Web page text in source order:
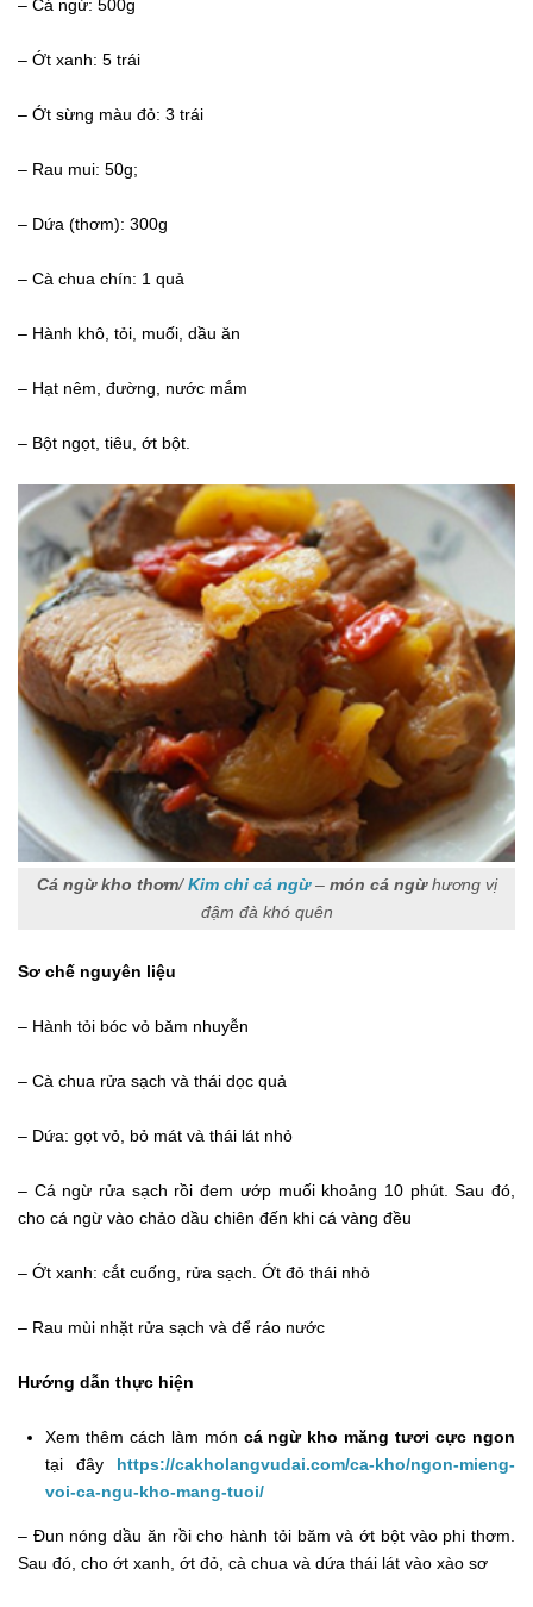
– Cá ngừ: 500g
– Ớt xanh: 5 trái
– Ớt sừng màu đỏ: 3 trái
– Rau mui: 50g;
– Dứa (thơm): 300g
– Cà chua chín: 1 quả
– Hành khô, tỏi, muối, dầu ăn
– Hạt nêm, đường, nước mắm
– Bột ngọt, tiêu, ớt bột.
Cá ngừ kho thơm/Kim chi cá ngừ– món cá ngừhương vị
đậm đà khó quên
Sơ chế nguyên liệu
– Hành tỏi bóc vỏ băm nhuyễn
– Cà chua rửa sạch và thái dọc quả
– Dứa: gọt vỏ, bỏ mát và thái lát nhỏ
– Cá ngừ rửa sạch rồi đem ướp muối khoảng 10 phút. Sau đó,
cho cá ngừ vào chảo dầu chiên đến khi cá vàng đều
– Ớt xanh: cắt cuống, rửa sạch. Ớt đỏ thái nhỏ
– Rau mùi nhặt rửa sạch và để ráo nước
Hướng dẫn thực hiện
Xem thêm cách làm món cá ngừ kho măng tươi cực ngon
tại đây https://cakholangvudai.com/ca-kho/ngon-mieng-
voi-ca-ngu-kho-mang-tuoi/
– Đun nóng dầu ăn rồi cho hành tỏi băm và ớt bột vào phi thơm.
Sau đó, cho ớt xanh, ớt đỏ, cà chua và dứa thái lát vào xào sơ